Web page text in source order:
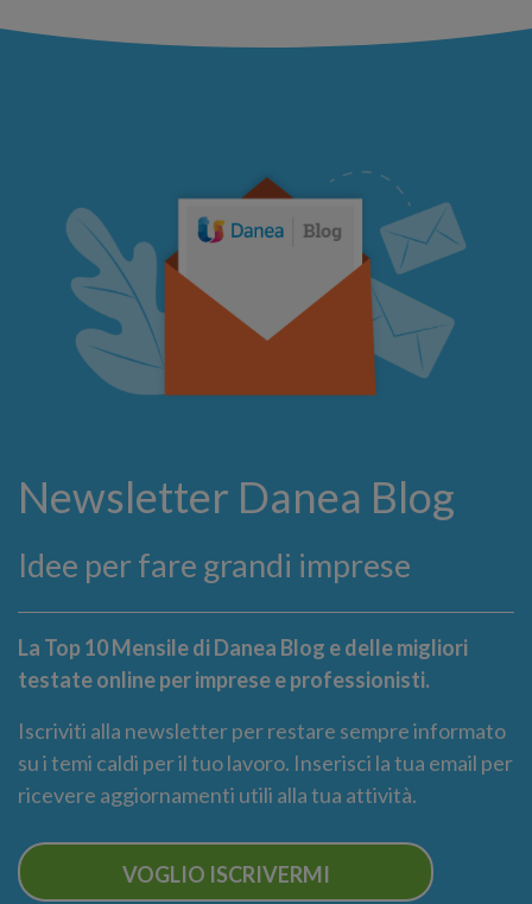
Newsletter Danea Blog
Idee per fare grandi imprese
La Top 10 Mensile di Danea Blog e delle migliori
testate online per imprese e professionisti.
Iscriviti alla newsletter per restare sempre informato
su i temi caldi per il tuo lavoro. Inserisci la tua email per
ricevere aggiornamenti utili alla tua attività.
VOGLIO ISCRIVERMI